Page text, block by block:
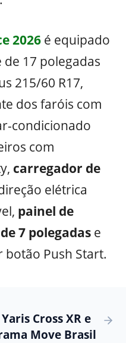
2026 é equipado
17 polegadas
215/60 R17,
dos faróis com
condicionado
com
carregador de
elétrica
painel de
7 polegadas e
botão Push Start.
Cross XR e
Move Brasil